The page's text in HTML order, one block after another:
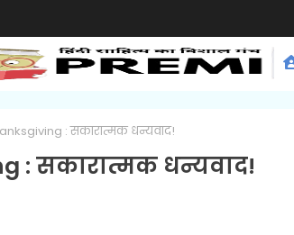
: सकारात्मक धन्यवाद!
: सकारात्मक धन्यवाद!